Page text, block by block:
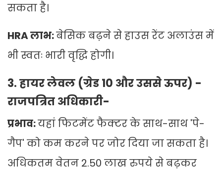
सकता है।
HRA लाभ:बेसिक बढ़ने से हाउस रेंट अलाउंस में
भी स्वतः भारी वृद्धि होगी।
3. हायर लेवल (ग्रेड 10 और उससे ऊपर) -
राजपत्रित अधिकारी-
प्रभाव:यहां फिटमेंट फैक्टर के साथ-साथ 'पे-
गैप' को कम करने पर जोर दिया जा सकता है।
अधिकतम वेतन 2.50 लाख रुपये से बढ़कर